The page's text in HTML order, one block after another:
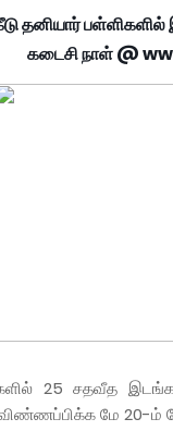
தனியார்
கடைசி நாள் @
25 சதவீத
மே 20-ம்